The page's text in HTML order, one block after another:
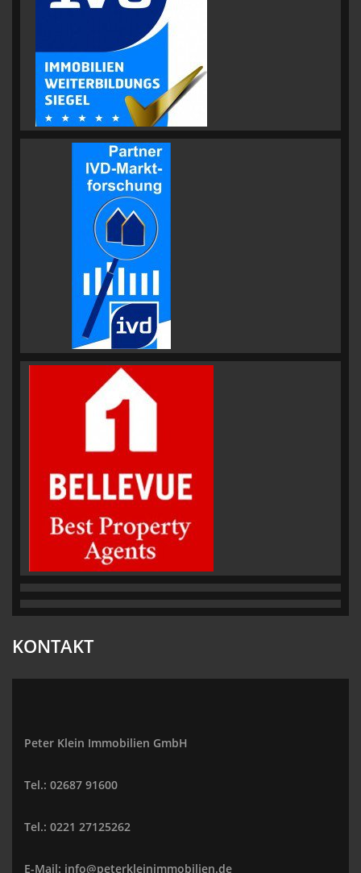
KONTAKT
Peter Klein Immobilien GmbH
Tel.: 02687 91600
Tel.: 0221 27125262
E-Mail: info@peterkleinimmobilien.de